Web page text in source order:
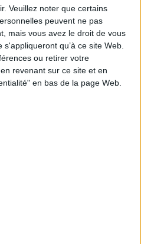
Veuillez noter que certains
peuvent ne pas
mais vous avez le droit de vous
qu’à ce site Web.
ou retirer votre
revenant sur ce site et en
en bas de la page Web.
vous